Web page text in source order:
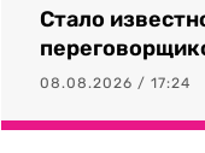
Стало
08.08.2026 / 17:24